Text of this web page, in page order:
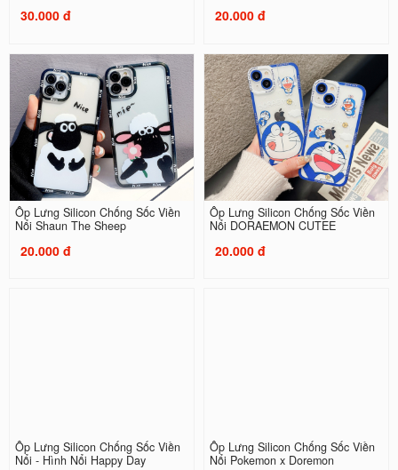
30.000 đ 20.000 đ
Ốp Lưng Silicon Chống Sốc Viền
Nổi Shaun The Sheep
20.000 đ
Ốp Lưng Silicon Chống Sốc Viền
Nổi DORAEMON CUTEE
20.000 đ
Ốp Lưng Silicon Chống Sốc Viền
Nổi - Hình Nổi Happy Day
Ốp Lưng Silicon Chống Sốc Viền
Nổi Pokemon x Doremon